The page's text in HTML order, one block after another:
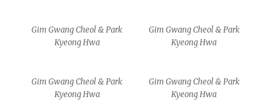
Gim Gwang Cheol & Park
Kyeong Hwa
Gim Gwang Cheol & Park
Kyeong Hwa
Gim Gwang Cheol & Park
Kyeong Hwa
Gim Gwang Cheol & Park
Kyeong Hwa